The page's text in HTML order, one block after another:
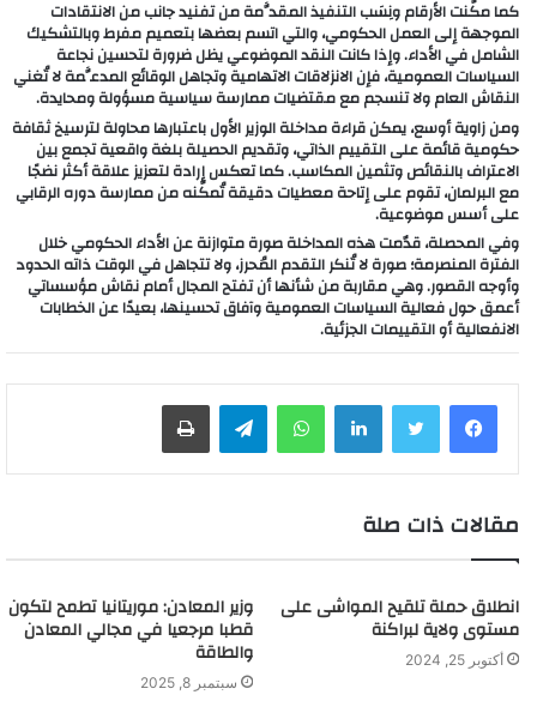
كما مكّنت الأرقام ونِسَب التنفيذ المقدَّمة من تفنيد جانب من الانتقادات
الموجهة إلى العمل الحكومي، والتي اتسم بعضها بتعميم مفرط وبالتشكيك
الشامل في الأداء. وإذا كانت النقد الموضوعي يظل ضرورة لتحسين نجاعة
السياسات العمومية، فإن الانزلاقات الاتهامية وتجاهل الوقائع المدعَّمة لا تُغني
النقاش العام ولا تنسجم مع مقتضيات ممارسة سياسية مسؤولة ومحايدة.
ومن زاوية أوسع، يمكن قراءة مداخلة الوزير الأول باعتبارها محاولة لترسيخ ثقافة
حكومية قائمة على التقييم الذاتي، وتقديم الحصيلة بلغة واقعية تجمع بين
الاعتراف بالنقائص وتثمين المكاسب. كما تعكس إرادة لتعزيز علاقة أكثر نضجًا
مع البرلمان، تقوم على إتاحة معطيات دقيقة تُمكّنه من ممارسة دوره الرقابي
على أسس موضوعية.
وفي المحصلة، قدّمت هذه المداخلة صورة متوازنة عن الأداء الحكومي خلال
الفترة المنصرمة؛ صورة لا تُنكر التقدم المُحرز، ولا تتجاهل في الوقت ذاته الحدود
وأوجه القصور. وهي مقاربة من شأنها أن تفتح المجال أمام نقاش مؤسساتي
أعمق حول فعالية السياسات العمومية وآفاق تحسينها، بعيدًا عن الخطابات
الانفعالية أو التقييمات الجزئية.
لينكدإن واتساب
مقالات ذات صلة
انطلاق حملة تلقيح المواشى على
مستوى ولاية لبراكنة
أكتوبر 25, 2024
وزير المعادن: موريتانيا تطمح لتكون
قطبا مرجعيا في مجالي المعادن
والطاقة
سبتمبر 8, 2025